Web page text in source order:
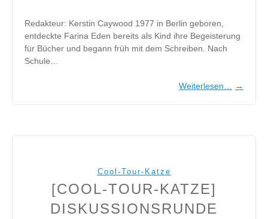
Redakteur: Kerstin Caywood 1977 in Berlin geboren,
entdeckte Farina Eden bereits als Kind ihre Begeisterung
für Bücher und begann früh mit dem Schreiben. Nach
Schule…
Weiterlesen… →
Cool-Tour-Katze
[COOL-TOUR-KATZE]
DISKUSSIONSRUNDE